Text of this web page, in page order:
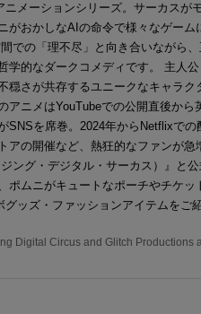
ニメーションシリーズ。サーカスが
がおかしなAIの命令で様々なゲーム
での「理不尽」と向き合いながら
学的なダークコメディです。 主人
穏さが共存するユニークなキャラ
アニメはYouTubeでの公開直後か
SNSを席巻。2024年からNetflixで
アの開催など、熱狂的なファンが
ング・デジタル・サーカス）』と
ポムニがキュートなポーチやチケ
ッズ・ファッションアイテムをご
Digital Circus and Glitch